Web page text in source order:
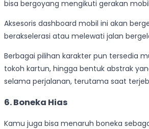
bisa bergoyang mengikuti gerakan
Aksesoris dashboard mobil ini akan
berakselerasi atau melewati jalan
Berbagai pilihan karakter pun tersedia
tokoh kartun, hingga bentuk abstrak
selama perjalanan, terutama saat
6. Boneka Hias
Kamu juga bisa menaruh boneka